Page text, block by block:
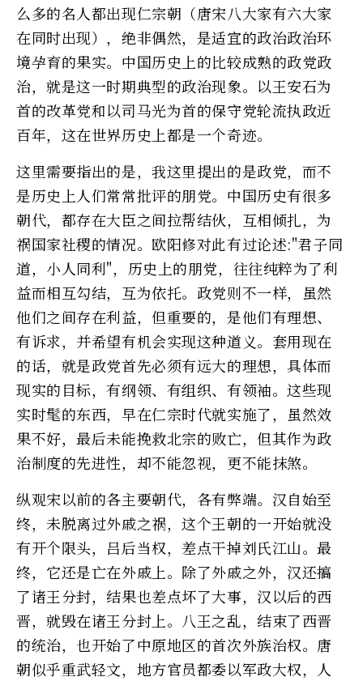
么多的名人都出现仁宗朝（唐宋八大家有六大家
在同时出现），绝非偶然，是适宜的政治政治环
境孕育的果实。中国历史上的比较成熟的政党政
治，就是这一时期典型的政治现象。以王安石为
首的改革党和以司马光为首的保守党轮流执政近
百年，这在世界历史上都是一个奇迹。
这里需要指出的是，我这里提出的是政党，而不
是历史上人们常常批评的朋党。中国历史有很多
朝代，都存在大臣之间拉帮结伙，互相倾扎，为
祸国家社稷的情况。欧阳修对此有过论述:"君子同
道，小人同利"，历史上的朋党，往往纯粹为了利
益而相互勾结，互为依托。政党则不一样，虽然
他们之间存在利益，但重要的，是他们有理想、
有诉求，并希望有机会实现这种道义。套用现在
的话，就是政党首先必须有远大的理想，具体而
现实的目标，有纲领、有组织、有领袖。这些现
实时髦的东西，早在仁宗时代就实施了，虽然效
果不好，最后未能挽救北宗的败亡，但其作为政
治制度的先进性，却不能忽视，更不能抹煞。
纵观宋以前的各主要朝代，各有弊端。汉自始至
终，未脱离过外戚之祸，这个王朝的一开始就没
有开个限头，吕后当权，差点干掉刘氏江山。最
终，它还是亡在外戚上。除了外戚之外，汉还搞
了诸王分封，结果也差点坏了大事，汉以后的西
晋，就毁在诸王分封上。八王之乱，结束了西晋
的统治，也开始了中原地区的首次外族治权。唐
朝似乎重武轻文，地方官员都委以军政大权，人